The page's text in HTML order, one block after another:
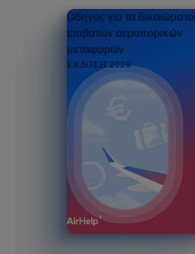
Οδηγός για τα δικαιώματα
επιβατών αεροπορικών
μεταφορών
ΕΚΔΟΣΗ 2026